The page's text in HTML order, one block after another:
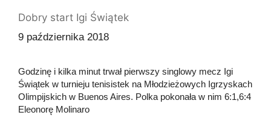
Dobry start Igi Świątek
9 października 2018
Godzinę i kilka minut trwał pierwszy singlowy mecz Igi
Świątek w turnieju tenisistek na Młodzieżowych Igrzyskach
Olimpijskich w Buenos Aires. Polka pokonała w nim 6:1,6:4
Eleonorę Molinaro